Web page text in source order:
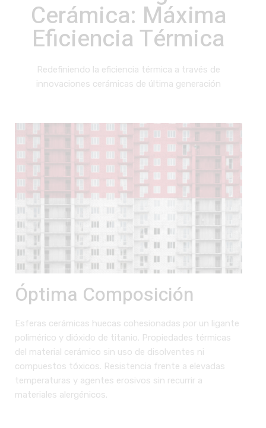
Cerámica: Máxima
Eficiencia Térmica
Redefiniendo la eficiencia térmica a través de
innovaciones cerámicas de última generación
Óptima Composición
Esferas cerámicas huecas cohesionadas por un ligante
polimérico y dióxido de titanio. Propiedades térmicas
del material cerámico sin uso de disolventes ni
compuestos tóxicos. Resistencia frente a elevadas
temperaturas y agentes erosivos sin recurrir a
materiales alergénicos.